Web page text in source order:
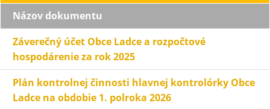
Názov dokumentu
Záverečný účet Obce Ladce a rozpočtové
hospodárenie za rok 2025
Plán kontrolnej činnosti hlavnej kontrolórky Obce
Ladce na obdobie 1. polroka 2026